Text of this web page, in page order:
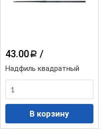
43.00 a /
Надфиль квадратный